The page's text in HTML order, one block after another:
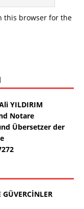
this browser for the
YILDIRIM
Notare
Übersetzer der